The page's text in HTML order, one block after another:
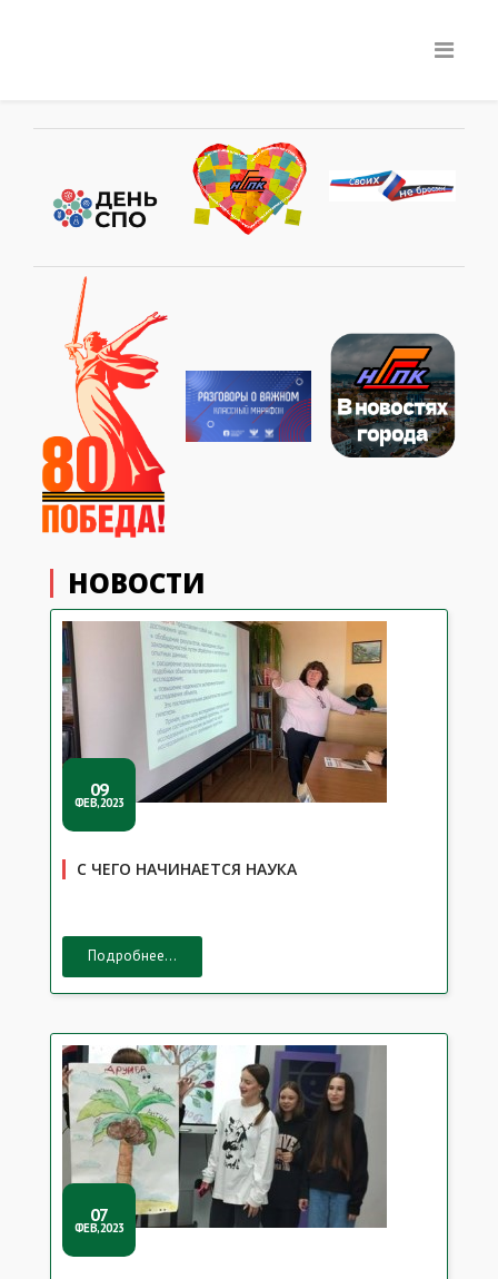
НОВОСТИ
09
ФЕВ,2023
С ЧЕГО НАЧИНАЕТСЯ НАУКА
Подробнее...
07
ФЕВ,2023